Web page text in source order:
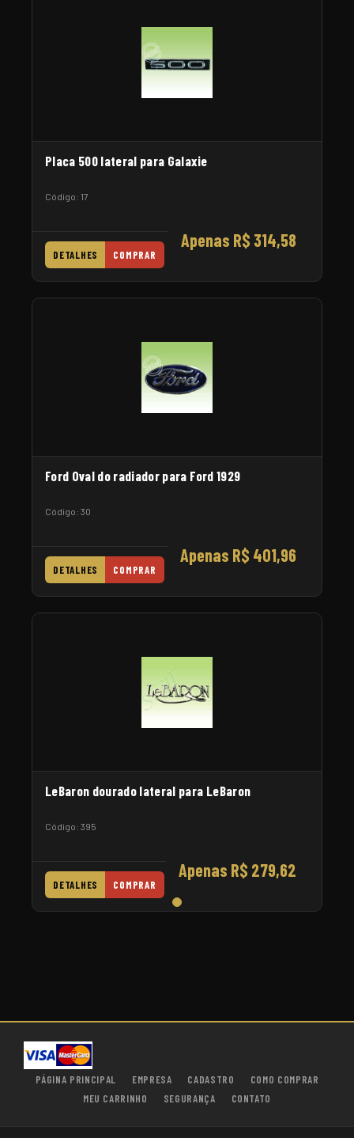
Placa 500 lateral para Galaxie
Código: 17
Apenas R$ 314,58
DETALHES COMPRAR
Ford Oval do radiador para Ford 1929
Código: 30
Apenas R$ 401,96
DETALHES COMPRAR
LeBaron dourado lateral para LeBaron
Código: 395
Apenas R$ 279,62
DETALHES COMPRAR
PÁGINA PRINCIPAL EMPRESA CADASTRO
COMO COMPRAR
MEU CARRINHO
SEGURANÇA CONTATO